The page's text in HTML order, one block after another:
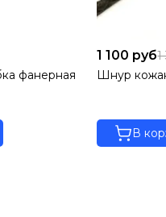
поможет не только
Вы можете
фанерная
1 100 руб
Шнур
В